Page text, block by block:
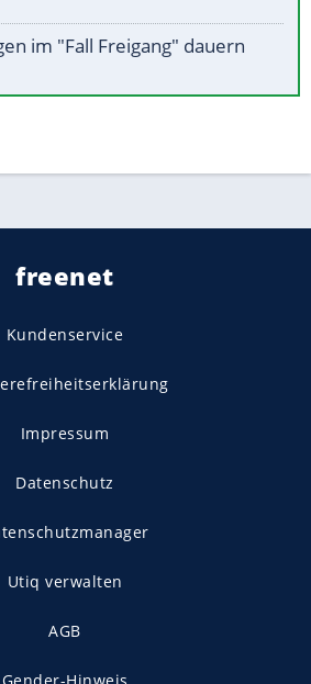
im "Fall Freigang" dauern
freenet
Kundenservice
Impressum
Datenschutz
Utiq verwalten
AGB